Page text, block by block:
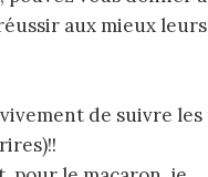
aux mieux leurs
de suivre